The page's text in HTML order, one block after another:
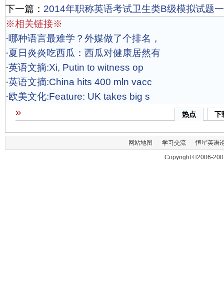
下一篇： 2014年职称英语考试卫生类B级模拟试题一
※相关链接※
·哪种语言最难学？外媒做了个排名，
·夏日炎炎吃西瓜：西瓜对健康居然有
·英语文摘:Xi, Putin to witness op
·英语文摘:China hits 400 mln vacc
·欧美文化:Feature: UK takes big s
热点 下
网站地图 - 学习交流 -恒星英语
Copyright ©2006-